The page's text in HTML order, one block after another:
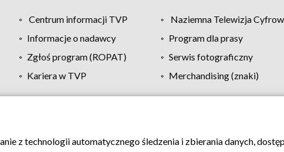
Centrum informacji TVP Naziemna Telewizja
Informacje o nadawcy
Program dla prasy
Zgłoś program (ROPAT)
Serwis fotograficzny
Kariera w TVP
Merchandising (znaki)
Moje zgody Pomoc Biuro reklamy Kontakt
z technologii automatycznego śledzenia i zbierania danych,